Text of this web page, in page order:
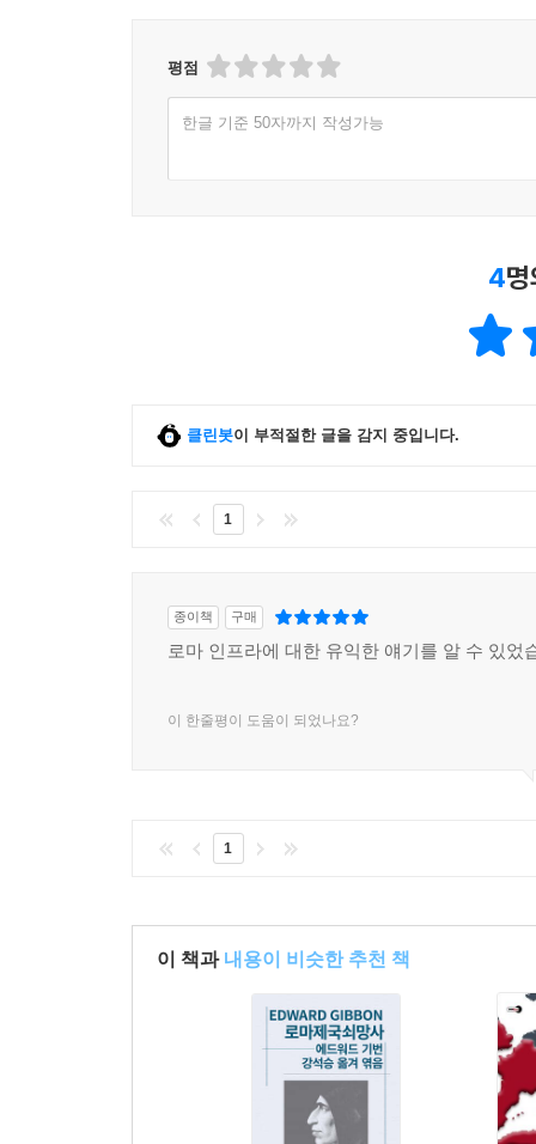
평점
한글 기준 50자까지 작성가능
4
클린봇이 부적절한 글을 감지 중입니다.
1
종이책 구매
로마 인프라에 대한 유익한 얘기를 알 수 있었
이 한줄평이 도움이 되었나요?
1
이 책과 내용이 비슷한 추천 책